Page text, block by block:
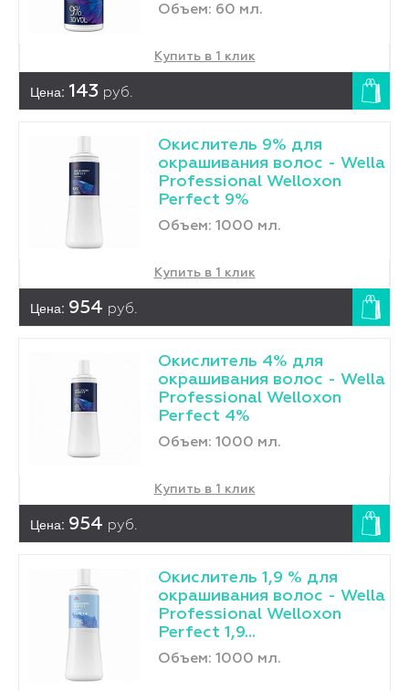
Объем: 60 мл.
Купить в 1 клик
Цена: 143 руб.
Окислитель 9% для
окрашивания волос - Wella
Professional Welloxon
Perfect 9%
Объем: 1000 мл.
Купить в 1 клик
Цена: 954 руб.
Окислитель 4% для
окрашивания волос - Wella
Professional Welloxon
Perfect 4%
Объем: 1000 мл.
Купить в 1 клик
Цена: 954 руб.
Окислитель 1,9 % для
окрашивания волос - Wella
Professional Welloxon
Perfect 1,9...
Объем: 1000 мл.